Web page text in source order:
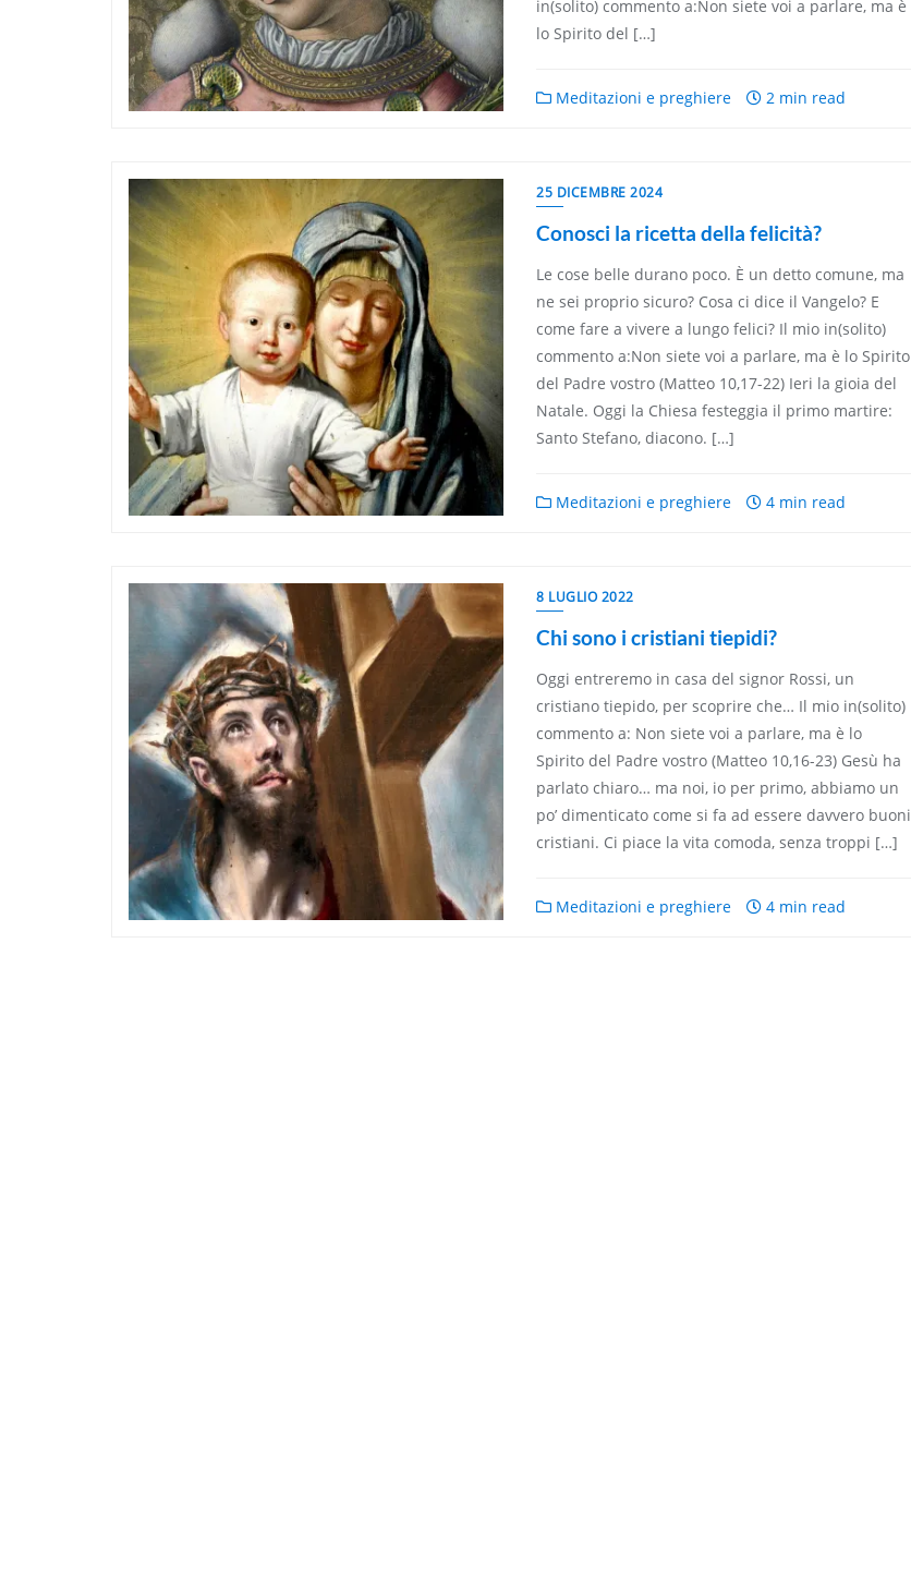
in(solito) commento a:Non siete voi a parlare, ma è
lo Spirito del […]
Meditazioni e preghiere 2 min read
25 DICEMBRE 2024
Conosci la ricetta della felicità?
Le cose belle durano poco. È un detto comune, ma
ne sei proprio sicuro? Cosa ci dice il Vangelo? E
come fare a vivere a lungo felici? Il mio in(solito)
commento a:Non siete voi a parlare, ma è lo Spirito
del Padre vostro (Matteo 10,17-22) Ieri la gioia del
Natale. Oggi la Chiesa festeggia il primo martire:
Santo Stefano, diacono. […]
Meditazioni e preghiere 4 min read
8 LUGLIO 2022
Chi sono i cristiani tiepidi?
Oggi entreremo in casa del signor Rossi, un
cristiano tiepido, per scoprire che… Il mio in(solito)
commento a: Non siete voi a parlare, ma è lo
Spirito del Padre vostro (Matteo 10,16-23) Gesù ha
parlato chiaro… ma noi, io per primo, abbiamo un
po’ dimenticato come si fa ad essere davvero buoni
cristiani. Ci piace la vita comoda, senza troppi […]
Meditazioni e preghiere 4 min read